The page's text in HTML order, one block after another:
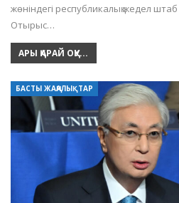
жөніндегі республикалық жедел
Отырыс…
АРЫ ҚАРАЙ ОҚУ...
БАСТЫ ЖАҢАЛЫҚТАР